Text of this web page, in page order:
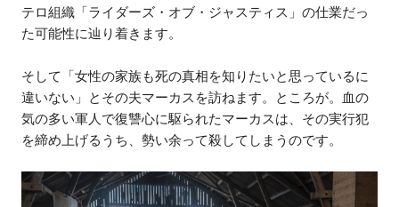
テロ組織「ライダーズ・オブ・ジャスティス」の仕業だっ
た可能性に辿り着きます。
そして「女性の家族も死の真相を知りたいと思っているに
違いない」とその夫マーカスを訪ねます。ところが。血の
気の多い軍人で復讐心に駆られたマーカスは、その実行犯
を締め上げるうち、勢い余って殺してしまうのです。